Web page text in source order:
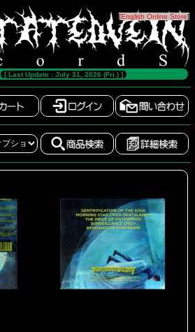
[English Online Store]
[ Last Update : July 31, 2026 (Fri.) ]